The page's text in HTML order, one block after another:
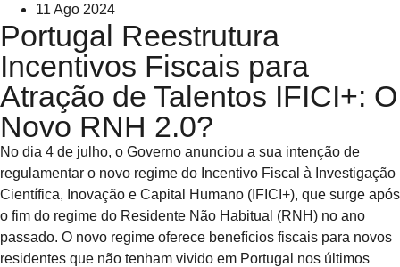
11 Ago 2024
Portugal Reestrutura
Incentivos Fiscais para
Atração de Talentos IFICI+: O
Novo RNH 2.0?
No dia 4 de julho, o Governo anunciou a sua intenção de
regulamentar o novo regime do Incentivo Fiscal à Investigação
Científica, Inovação e Capital Humano (IFICI+), que surge após
o fim do regime do Residente Não Habitual (RNH) no ano
passado. O novo regime oferece benefícios fiscais para novos
residentes que não tenham vivido em Portugal nos últimos